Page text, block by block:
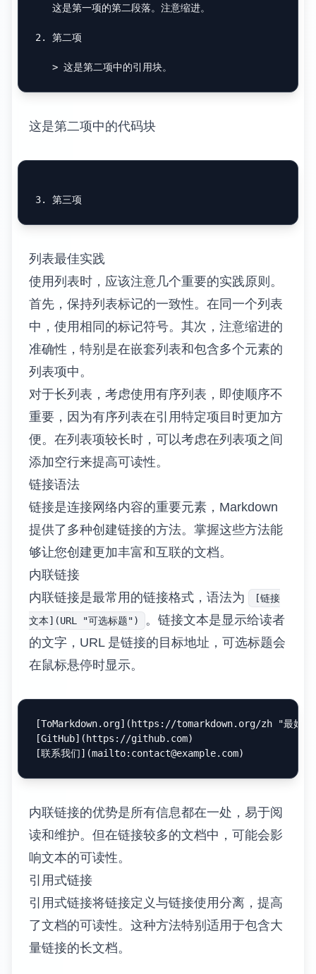
   这是第一项的第二段落。注意缩进。
2. 第二项
这是第二项中的代码块
列表最佳实践
使用列表时，应该注意几个重要的实践原则。
首先，保持列表标记的一致性。在同一个列表
中，使用相同的标记符号。其次，注意缩进的
准确性，特别是在嵌套列表和包含多个元素的
列表项中。
对于长列表，考虑使用有序列表，即使顺序不
重要，因为有序列表在引用特定项目时更加方
便。在列表项较长时，可以考虑在列表项之间
添加空行来提高可读性。
链接语法
链接是连接网络内容的重要元素，Markdown
提供了多种创建链接的方法。掌握这些方法能
够让您创建更加丰富和互联的文档。
内联链接
内联链接是最常用的链接格式，语法为
[链接
文本](URL "可选标题")
。链接文本是显示给读者
的文字，URL 是链接的目标地址，可选标题会
在鼠标悬停时显示。
[ToMarkdown.org]( https://tomarkdown.org/zh "最好的
[GitHub]( https://github.com)
[联系我们](mailto: contact@example.com
内联链接的优势是所有信息都在一处，易于阅
读和维护。但在链接较多的文档中，可能会影
响文本的可读性。
引用式链接
引用式链接将链接定义与链接使用分离，提高
了文档的可读性。这种方法特别适用于包含大
量链接的长文档。